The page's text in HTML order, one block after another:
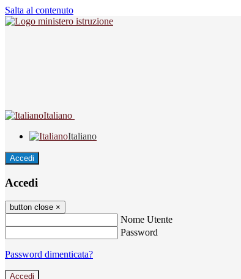
Salta al contenuto
Italiano
Italiano
Accedi
Accedi
button close ×
Nome Utente
Password
Password dimenticata?